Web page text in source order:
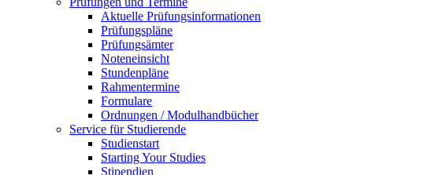
Aktuelle Prüfungsinformationen
Prüfungspläne
Prüfungsämter
Noteneinsicht
Stundenpläne
Rahmentermine
Formulare
Ordnungen / Modulhandbücher
Service für Studierende
Studienstart
Starting Your Studies
Stipendien